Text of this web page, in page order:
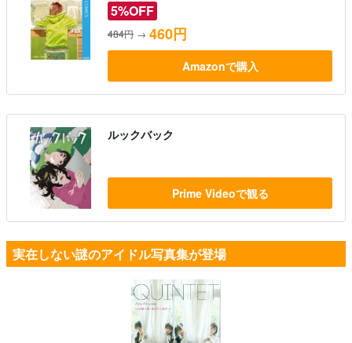
5%OFF
484円 → 460円
Amazonで購入
ルックバック
Prime Videoで観る
実在しない謎のアイドル写真集が登場